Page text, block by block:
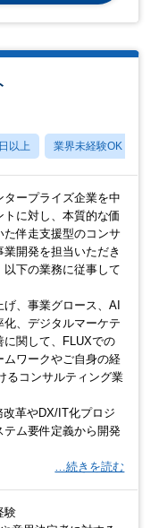
以上 業界未経験OK
タープライズ企業を中
に対し、本質的な価
た伴走支援型のコンサ
開発を担当いただき
以下の業務に従事して
げ、事業グロース、AI
、デジタルマーケテ
に関して、FLUXでの
ムワークやご自身の経
るコンサルティング業
改革やDX/IT化プロジ
テム要件定義から開発
…続きを読む
験